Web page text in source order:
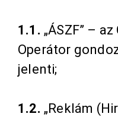
1.1. „ÁSZF” –
Operátor
jelenti;
1.2. „Reklám